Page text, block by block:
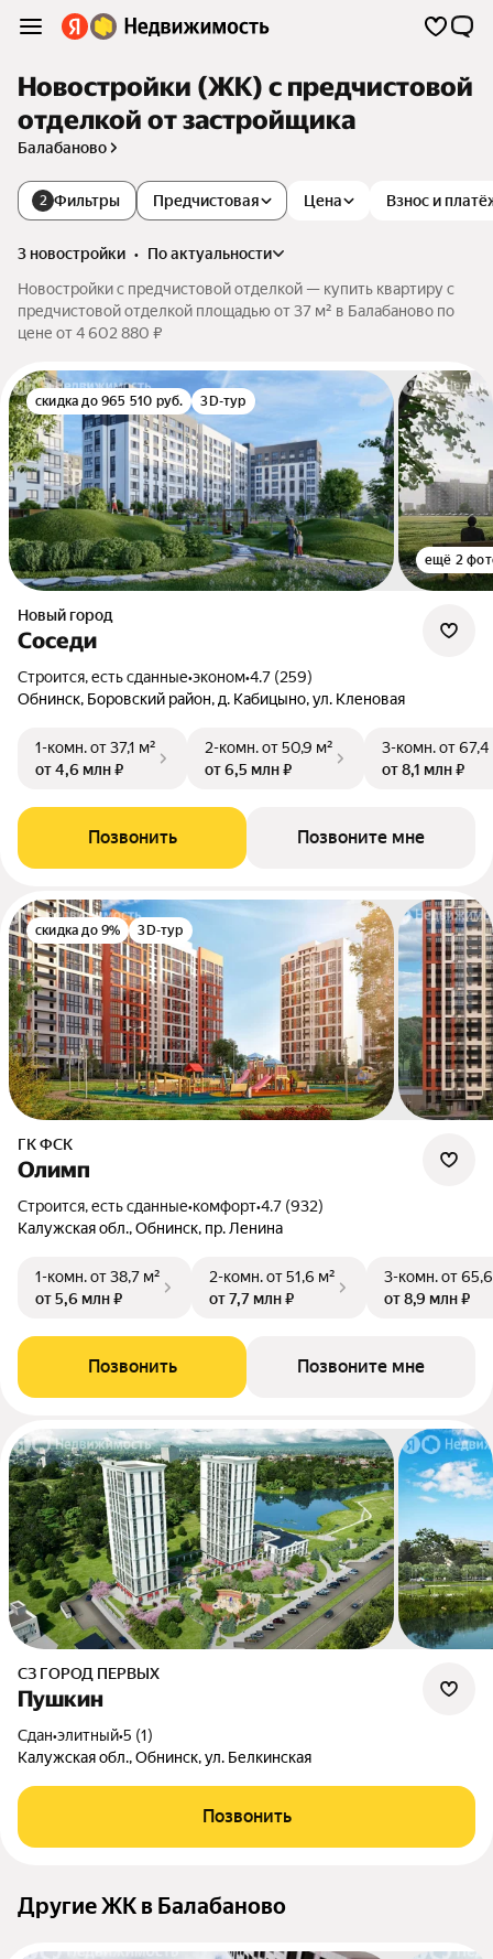
Новостройки (ЖК) с предчистовой
отделкой от застройщика
Балабаново
2 Фильтры Цена Взнос и
Предчистовая
3 новостройки •
по актуальности
Новостройки с предчистовой отделкой — купить квартиру с
предчистовой отделкой площадью от 37 м² в Балабаново по
цене от 4 602 880 ₽
скидка до 965 510 руб. 3D-тур
ещё 2
Новый город
Соседи
Строится, есть сданные•эконом•4.7 (259)
Обнинск, Боровский район, д. Кабицыно, ул. Кленовая
1-комн.от 37,1 м²
от 4,6 млн ₽
2-комн.от 50,9 м²
от 6,5 млн ₽
3-комн.от 67,4
от 8,1 млн ₽
Позвонить Позвоните мне
скидка до 9% 3D-тур
ГК ФСК
Олимп
Строится, есть сданные•комфорт•4.7 (932)
Калужская обл., Обнинск, пр. Ленина
1-комн.от 38,7 м²
от 5,6 млн ₽
2-комн.от 51,6 м²
от 7,7 млн ₽
3-комн.от
от 8,9 млн ₽
Позвонить Позвоните мне
СЗ ГОРОД ПЕРВЫХ
Пушкин
Сдан•элитный•5 (1)
Калужская обл., Обнинск, ул. Белкинская
Позвонить
Другие ЖК в Балабаново